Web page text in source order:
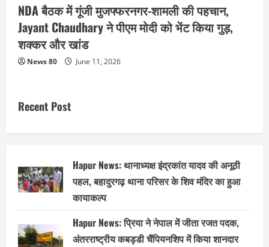
NDA बैठक में गूंजी मुजफ्फरनगर-शामली की पहचान,
Jayant Chaudhary ने पीएम मोदी को भेंट किया गुड़,
शक्कर और खांड
News 80 June 11, 2026
Recent Post
Hapur News: थानाध्यक्ष इंद्रकांत यादव की अनूठी
पहल, बहादुरगढ़ थाना परिसर के शिव मंदिर का हुआ
कायाकल्प
Hapur News: प्रिया ने नेपाल में जीता रजत पदक,
अंतरराष्ट्रीय कबड्डी चैंपियनशिप में किया शानदार